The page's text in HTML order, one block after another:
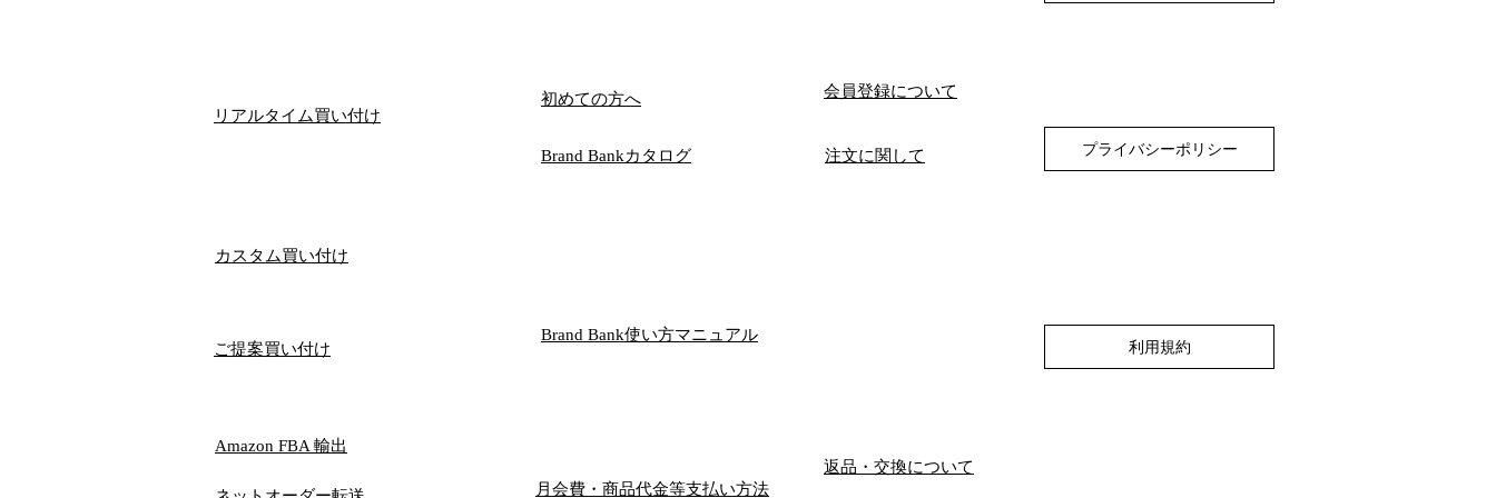
リアルタイム買い付け
初めての方へ
Brand Bankカタログ
会員登録について
注文に関して プライバシーポリシー
​カスタム買い付け
ご提案買い付け
Brand Bank使い方マニュアル
利用規約
​Amazon FBA 輸出
返品・交換について
月会費・商品代金等支払い方法